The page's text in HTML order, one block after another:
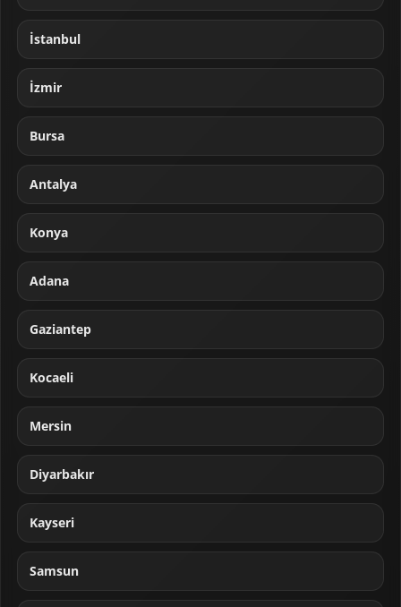
İstanbul
İzmir
Bursa
Antalya
Konya
Adana
Gaziantep
Kocaeli
Mersin
Diyarbakır
Kayseri
Samsun